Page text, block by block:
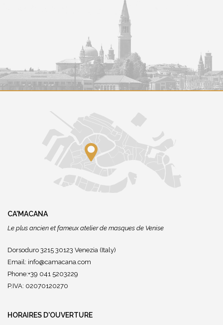
CA'MACANA
Le plus ancien et fameux atelier de masques de Venise
Dorsoduro 3215 30123 Venezia (Italy)
Email: info@camacana.com
Phone:+39 041 5203229
P.IVA: 02070120270
HORAIRES D'OUVERTURE